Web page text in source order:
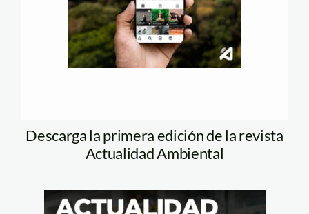
Descarga la primera edición de la revista
Actualidad Ambiental